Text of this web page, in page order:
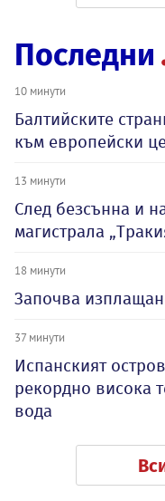
Последни
10 минути
Балтийските
към европейски
13 минути
След безсънна и
магистрала
18 минути
Започва
37 минути
Испанският
рекордно висока
вода